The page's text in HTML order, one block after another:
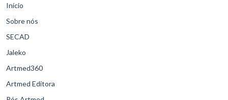
Início
Sobre nós
SECAD
Jaleko
Artmed360
Artmed Editora